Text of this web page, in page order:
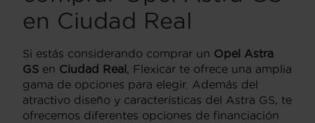
en Ciudad Real
Si estás considerando comprar un Opel Astra
GS en Ciudad Real, Flexicar te ofrece una amplia
gama de opciones para elegir. Además del
atractivo diseño y características del Astra GS, te
ofrecemos diferentes opciones de financiación